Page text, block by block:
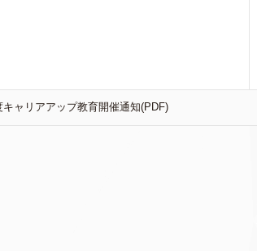
キャリアアップ教育開催通知(PDF)